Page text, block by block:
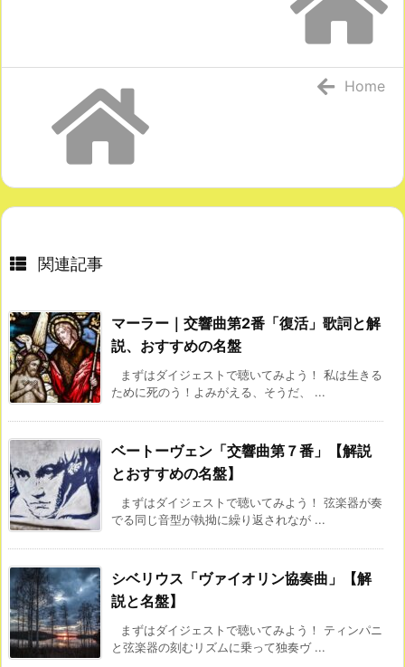
Home
関連記事
マーラー｜交響曲第2番「復活」歌詞と解
説、おすすめの名盤
まずはダイジェストで聴いてみよう！ 私は生きる
ために死のう！よみがえる、そうだ、 ...
ベートーヴェン「交響曲第７番」【解説
とおすすめの名盤】
まずはダイジェストで聴いてみよう！ 弦楽器が奏
でる同じ音型が執拗に繰り返されなが ...
シベリウス「ヴァイオリン協奏曲」【解
説と名盤】
まずはダイジェストで聴いてみよう！ ティンパニ
と弦楽器の刻むリズムに乗って独奏ヴ ...